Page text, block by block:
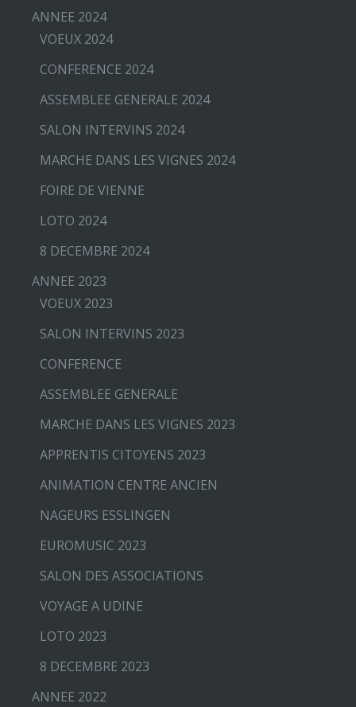
ANNEE 2024
VOEUX 2024
CONFERENCE 2024
ASSEMBLEE GENERALE 2024
SALON INTERVINS 2024
MARCHE DANS LES VIGNES 2024
FOIRE DE VIENNE
LOTO 2024
8 DECEMBRE 2024
ANNEE 2023
VOEUX 2023
SALON INTERVINS 2023
CONFERENCE
ASSEMBLEE GENERALE
MARCHE DANS LES VIGNES 2023
APPRENTIS CITOYENS 2023
ANIMATION CENTRE ANCIEN
NAGEURS ESSLINGEN
EUROMUSIC 2023
SALON DES ASSOCIATIONS
VOYAGE A UDINE
LOTO 2023
8 DECEMBRE 2023
ANNEE 2022